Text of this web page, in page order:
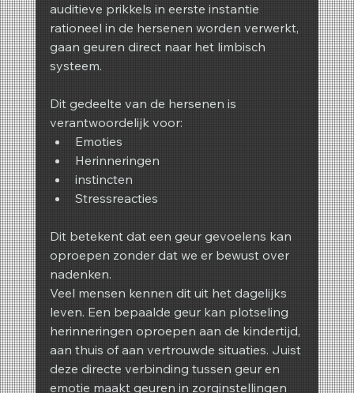
auditieve prikkels in eerste instantie
rationeel in de hersenen worden verwerkt,
gaan geuren direct naar het limbisch
systeem.
Dit gedeelte van de hersenen is
verantwoordelijk voor:
Emoties
Herinneringen
instincten
Stressreacties
Dit betekent dat een geur gevoelens kan
oproepen zonder dat we er bewust over
nadenken.
Veel mensen kennen dit uit het dagelijks
leven. Een bepaalde geur kan plotseling
herinneringen oproepen aan de kindertijd,
aan thuis of aan vertrouwde situaties. Juist
deze directe verbinding tussen geur en
emotie maakt geuren in zorginstellingen